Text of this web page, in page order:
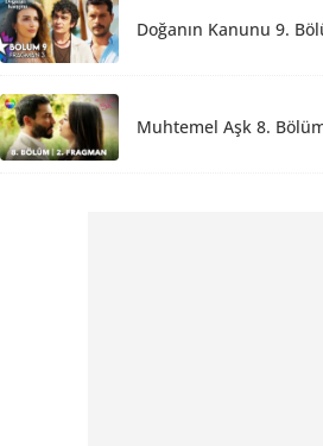
Doğanın Kanunu 9.
Muhtemel Aşk 8.